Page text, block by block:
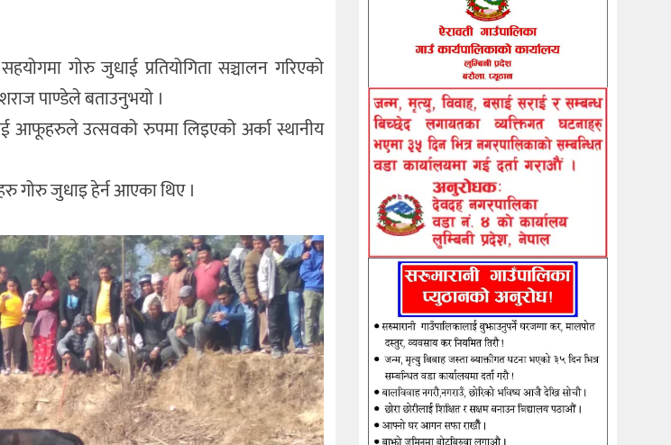
गाेरु जुधाई प्रतियोगिता सञ्चालन गरिएको
पाण्डेले बताउनुभयो ।
आफूहरुले उत्सवको रुपमा लिइएको अर्का स्थानीय
गोरु जुधाइ हेर्न आएका थिए ।